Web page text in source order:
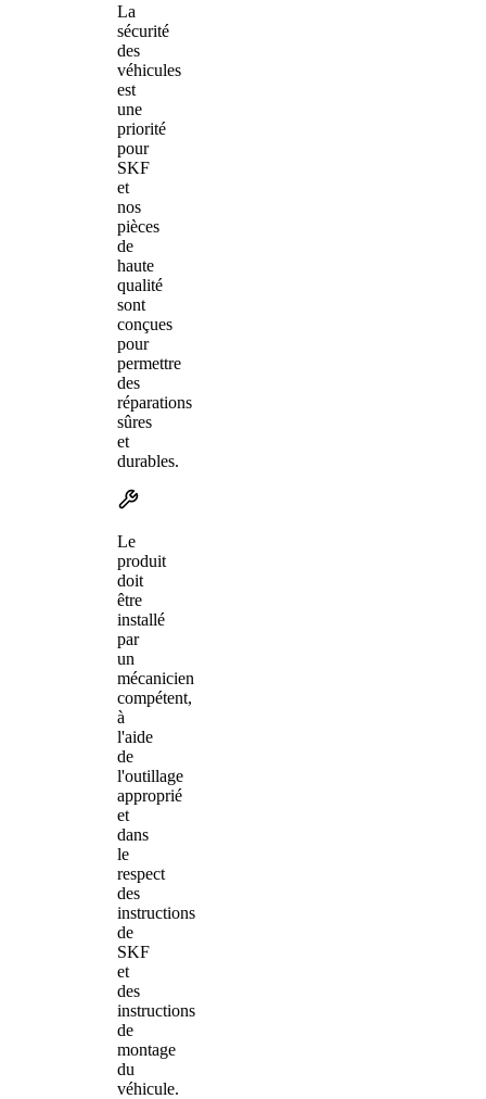
La
sécurité
des
véhicules
est
une
priorité
pour
SKF
et
nos
pièces
de
haute
qualité
sont
conçues
pour
permettre
des
réparations
sûres
et
durables.
Le
produit
doit
être
installé
par
un
mécanicien
compétent,
à
l'aide
de
l'outillage
approprié
et
dans
le
respect
des
instructions
de
SKF
et
des
instructions
de
montage
du
véhicule.